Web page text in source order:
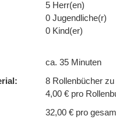
5 Herr(en)
0 Jugendliche(r)
0 Kind(er)
ca. 35 Minuten
8 Rollenbücher zu
4,00 € pro
32,00 € pro